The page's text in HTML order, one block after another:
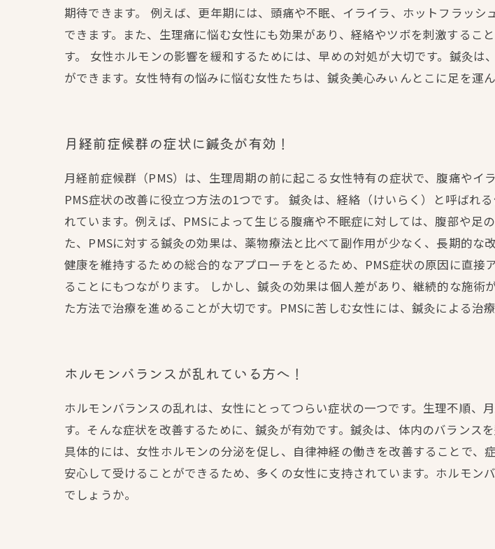
期待できます。 例えば、更年期には、頭痛や不眠、イライラ、ホットフラッ
できます。また、生理痛に悩む女性にも効果があり、経絡やツボを刺激する
す。 女性ホルモンの影響を緩和するためには、早めの対処が大切です。鍼灸
ができます。女性特有の悩みに悩む女性たちは、鍼灸美心みぃんとこに足を運
月経前症候群の症状に鍼灸が有効！
月経前症候群（PMS）は、生理周期の前に起こる女性特有の症状で、腹痛やイ
PMS症状の改善に役立つ方法の1つです。 鍼灸は、経絡（けいらく）と呼ばれ
れています。例えば、PMSによって生じる腹痛や不眠症に対しては、腹部や
た、PMSに対する鍼灸の効果は、薬物療法と比べて副作用が少なく、長期的
健康を維持するための総合的なアプローチをとるため、PMS症状の原因に直
ることにもつながります。 しかし、鍼灸の効果は個人差があり、継続的な施
た方法で治療を進めることが大切です。PMSに苦しむ女性には、鍼灸による治
ホルモンバランスが乱れている方へ！
ホルモンバランスの乱れは、女性にとってつらい症状の一つです。生理不順
す。そんな症状を改善するために、鍼灸が有効です。鍼灸は、体内のバランス
具体的には、女性ホルモンの分泌を促し、自律神経の働きを改善することで、
安心して受けることができるため、多くの女性に支持されています。ホルモ
でしょうか。